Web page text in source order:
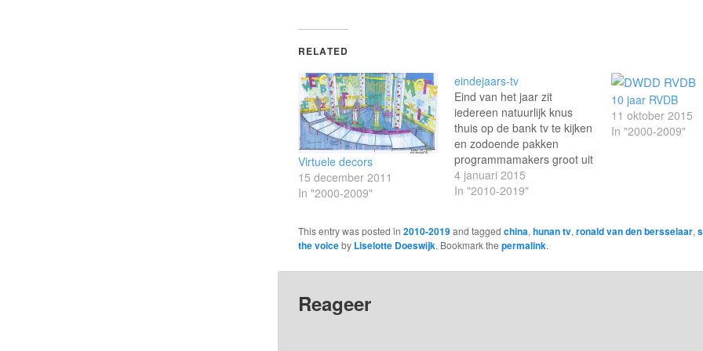
RELATED
Virtuele decors
15 december 2011
In "2000-2009"
eindejaars-tv
Eind van het jaar zit
iedereen natuurlijk knus
thuis op de bank tv te kijken
en zodoende pakken
programmamakers groot uit
met decors en graphics, of
beide. Als je op vakantie
laten zien wat je allemaal
gemist hebt. The Voice…
4 januari 2015
In "2010-2019"
10 jaar RVDB
11 oktober 2015
In "2000-2009"
This entry was posted in 2010-2019and tagged china, hunan tv, ronald van den bersselaar,
the voiceby Liselotte Doeswijk. Bookmark the permalink.
Reageer